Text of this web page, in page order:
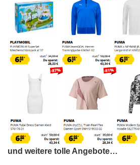
und weitere tolle Angebote…